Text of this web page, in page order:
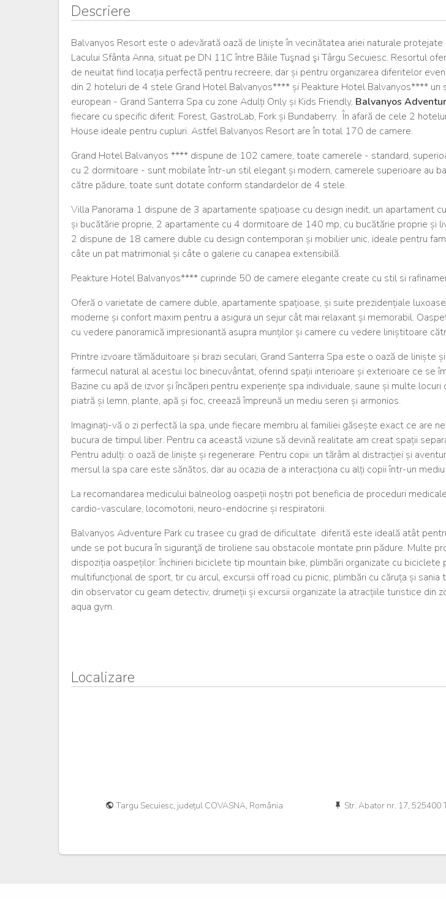
Descriere
Balvanyos Resort este o adevărată oază de liniște în vecinătatea ariei naturale protejate
Lacului Sfânta Anna, situat pe DN 11C între Băile Tuşnad şi Târgu Secuiesc. Resortul
de neuitat fiind locația perfectă pentru recreere, dar și pentru organizarea diferitelor
din 2 hoteluri de 4 stele Grand Hotel Balvanyos**** și Peakture Hotel Balvanyos**** un
european - Grand Santerra Spa cu zone Adulți Only și Kids Friendly, Balvanyos
fiecare cu specific diferit: Forest, GastroLab, Fork și Bundaberry. În afară de cele 2
House ideale pentru cupluri. Astfel Balvanyos Resort are în total 170 de camere.
Grand Hotel Balvanyos **** dispune de 102 camere, toate camerele - standard,
cu 2 dormitoare - sunt mobilate într-un stil elegant și modern, camerele superioare au
către pădure, toate sunt dotate conform standardelor de 4 stele.
Villa Panorama 1 dispune de 3 apartamente spațioase cu design inedit, un apartament
și bucătărie proprie, 2 apartamente cu 4 dormitoare de 140 mp, cu bucătărie proprie și
2 dispune de 18 camere duble cu design contemporan și mobilier unic, ideale pentru
câte un pat matrimonial și câte o galerie cu canapea extensibilă.
Peakture Hotel Balvanyos**** cuprinde 50 de camere elegante create cu stil si
Oferă o varietate de camere duble, apartamente spațioase, și suite prezidențiale
moderne și confort maxim pentru a asigura un sejur cât mai relaxant și memorabil.
cu vedere panoramică impresionantă asupra munților și camere cu vedere liniștitoare
Printre izvoare tămăduitoare și brazi seculari, Grand Santerra Spa este o oază de liniște
farmecul natural al acestui loc binecuvântat, oferind spații interioare și exterioare ce se
Bazine cu apă de izvor și încăperi pentru experiențe spa individuale, saune și multe locuri
piatră și lemn, plante, apă și foc, creează împreună un mediu seren și armonios.
Imaginați-vă o zi perfectă la spa, unde fiecare membru al familiei găsește exact ce are
bucura de timpul liber. Pentru ca această viziune să devină realitate am creat spații
Pentru adulți: o oază de liniște și regenerare. Pentru copii: un tărâm al distracției și
mersul la spa care este sănătos, dar au ocazia de a interacționa cu alți copii într-un mediu
La recomandarea medicului balneolog oaspeții noștri pot beneficia de proceduri
cardio-vasculare, locomotorii, neuro-endocrine și respiratorii.
Balvanyos Adventure Park cu trasee cu grad de dificultate diferită este ideală atât
unde se pot bucura în siguranţă de tiroliene sau obstacole montate prin pădure. Multe
dispoziția oaspeților: închirieri biciclete tip mountain bike, plimbări organizate cu
multifuncțional de sport, tir cu arcul, excursii off road cu picnic, plimbări cu căruța și sania
din observator cu geam detectiv, drumeții și excursii organizate la atracțiile turistice din
aqua gym.
Localizare
Targu Secuiesc, județul COVASNA, România Str. Abator nr. 17, 525400